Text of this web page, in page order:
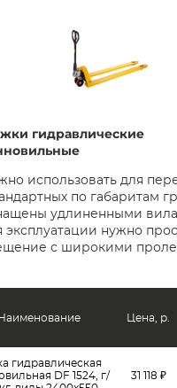
гидравлические
использовать для
по габаритам
удлиненными
эксплуатации нужно
с широкими
Наименование
гидравлическая
DF 1524, г/
Цена, р.
31 118 ₽